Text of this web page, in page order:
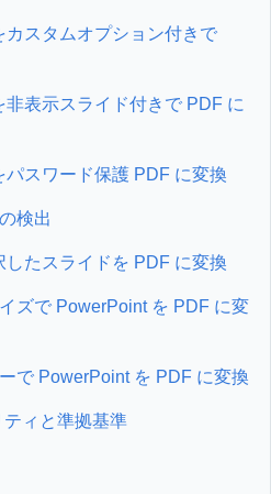
カスタムオプション付きで
非表示スライド付きで PDF に
パスワード保護 PDF に変換
検出
したスライドを PDF に変換
ズで PowerPoint を PDF に変
で PowerPoint を PDF に変換
ィと準拠基準